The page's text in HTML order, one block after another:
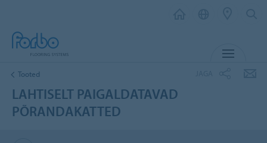
Tooted
LAHTISELT PAIGALDATAVAD
PÕRANDAKATTED